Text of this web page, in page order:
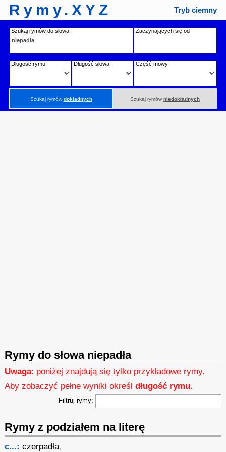
Rymy.XYZ Tryb ciemny
Szukaj rymów do słowa Zaczynających się od
Długość rymu Długość słowa Część mowy
Szukaj rymówdokładnych Szukaj rymów niedokładnych
Rymy do słowa niepadła
Uwaga: poniżej znajdują się tylko przykładowe rymy.
Aby zobaczyć pełne wyniki określdługość rymu.
Filtruj rymy:
Rymy z podziałem na literę
c...: czerpadła,